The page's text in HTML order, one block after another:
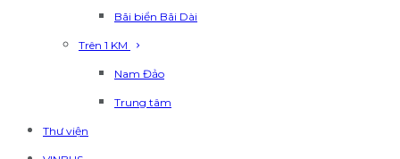
Bãi biển Bãi Dài
Trên 1 KM
Nam Đảo
Trung tâm
Thư viện